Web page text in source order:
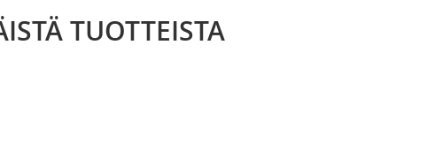
TUOTTEISTA